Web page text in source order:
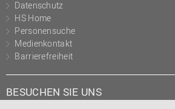
Datenschutz
HS Home
Personensuche
Medienkontakt
Barrierefreiheit
BESUCHEN SIE UNS